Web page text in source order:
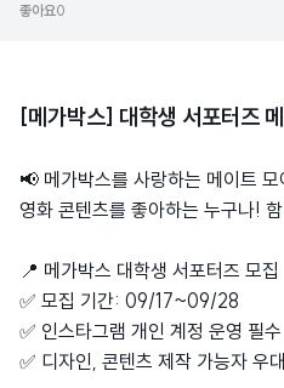
좋아요0
[메가박스] 대학생 서포터즈
📢 메가박스를 사랑하는 메이트 모
영화 콘텐츠를 좋아하는 누구나!
📍 메가박스 대학생 서포터즈 모집
✅ 모집 기간: 09/17~09/28
✅ 인스타그램 개인 계정 운영 필수
✅ 디자인, 콘텐츠 제작 가능자 우대